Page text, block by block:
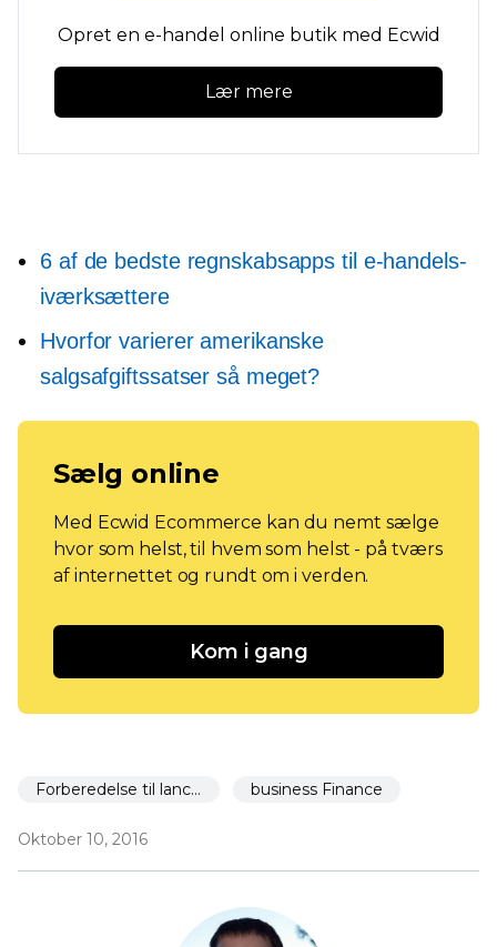
Opret en e-handel online butik med Ecwid
Lær mere
6 af de bedste regnskabsapps til e-handels-
iværksættere
Hvorfor varierer amerikanske
salgsafgiftssatser så meget?
Sælg online
Med Ecwid Ecommerce kan du nemt sælge
hvor som helst, til hvem som helst - på tværs
af internettet og rundt om i verden.
Kom i gang
Forberedelse til lancering business Finance
Oktober 10, 2016